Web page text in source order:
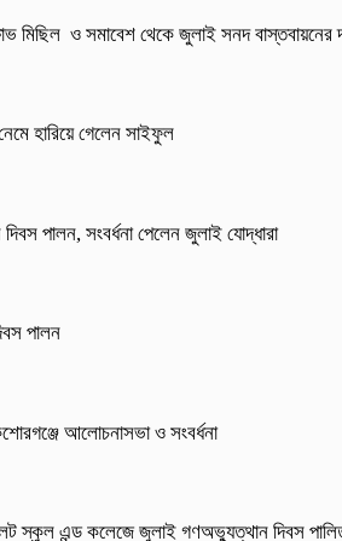
মিছিল ও সমাবেশ থেকে জুলাই সনদ বাস্তবায়নের
হারিয়ে গেলেন সাইফুল
পালন, সংবর্ধনা পেলেন জুলাই যোদ্ধারা
পালন
আলোচনাসভা ও সংবর্ধনা
স্কুল এন্ড কলেজে জুলাই গণঅভ্যুত্থান দিবস